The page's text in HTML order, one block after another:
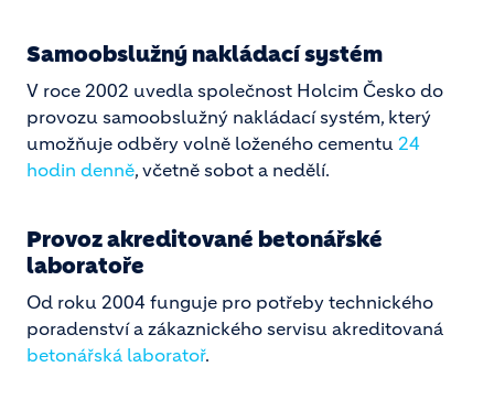
Samoobslužný nakládací systém
V roce 2002 uvedla společnost Holcim Česko do
provozu samoobslužný nakládací systém, který
umožňuje odběry volně loženého cementu 24
hodin denně, včetně sobot a nedělí.
Provoz akreditované betonářské
laboratoře
Od roku 2004 funguje pro potřeby technického
poradenství a zákaznického servisu akreditovaná
betonářská laboratoř.